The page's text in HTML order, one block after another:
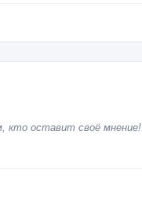
кто оставит своё мнение!